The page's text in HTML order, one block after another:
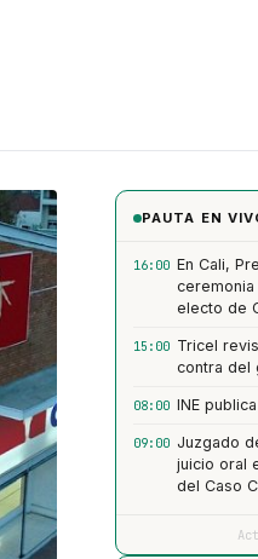
PAUTA EN
16:00 En Cali,
electo de
15:00 Tricel
contra del
08:00 INE
09:00 Juzgado
juicio oral
del Caso